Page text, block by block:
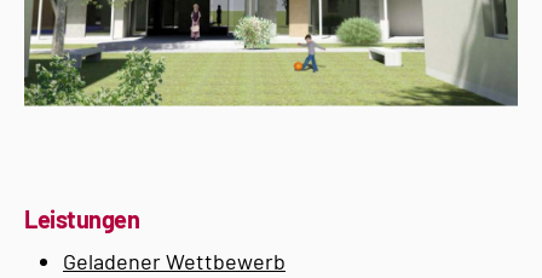
Leistungen
Geladener Wettbewerb